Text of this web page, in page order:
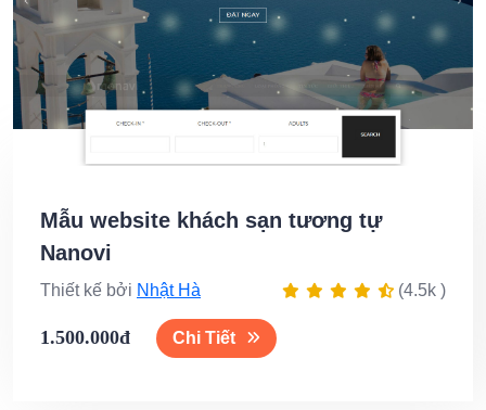
Mẫu website khách sạn tương tự
Nanovi
Thiết kế bởi Nhật Hà (4.5k )
1.500.000đ Chi Tiết